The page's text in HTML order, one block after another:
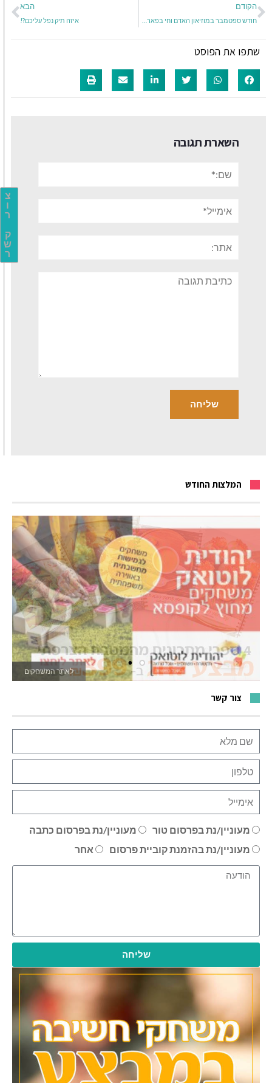
צ
ו
ר
ק
ש
ר
הקודם הבא
איזה תיק נפל עליכם?!
שתפו את הפוסט
השארת תגובה
תגובה
המלצות החודש
לאתר המשחקים
צור קשר
מעוניין/נת בפרסום טור
מעוניין/נת בפרסום כתבה
מעוניין/נת בהזמנת קוביית פרסום
אחר
שליחה